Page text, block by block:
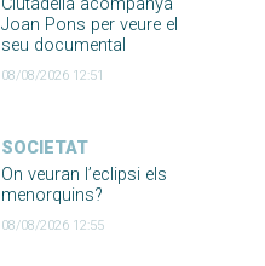
Joan Pons per veure el
seu documental
08/08/2026 12:51
SOCIETAT
On veuran l’eclipsi els
menorquins?
08/08/2026 12:55